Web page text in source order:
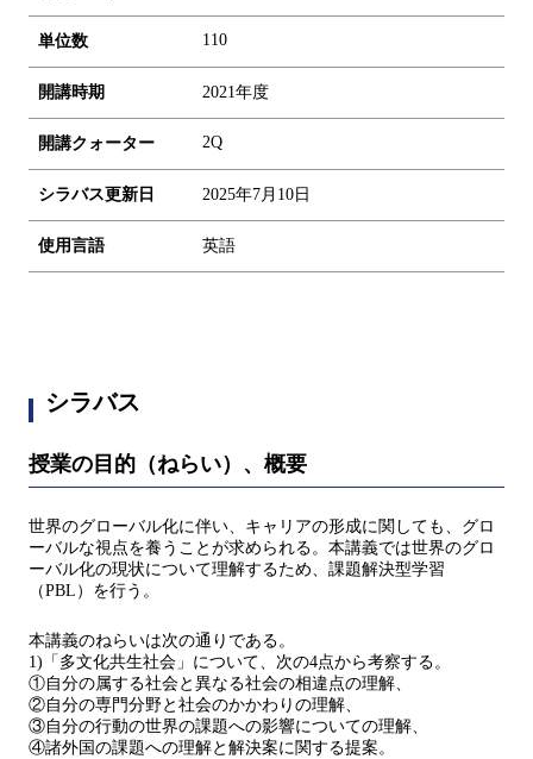
単位数 1 10
開講時期 2021年度
開講クォーター 2Q
シラバス更新日 2025年7月10日
使用言語 英語
シラバス
授業の目的（ねらい）、概要
世界のグローバル化に伴い、キャリアの形成に関しても、グロ
ーバルな視点を養うことが求められる。本講義では世界のグロ
ーバル化の現状について理解するため、課題解決型学習
（PBL）を行う。
本講義のねらいは次の通りである。
1)「多文化共生社会」について、次の4点から考察する。
①自分の属する社会と異なる社会の相違点の理解、
②自分の専門分野と社会のかかわりの理解、
③自分の行動の世界の課題への影響についての理解、
④諸外国の課題への理解と解決案に関する提案。